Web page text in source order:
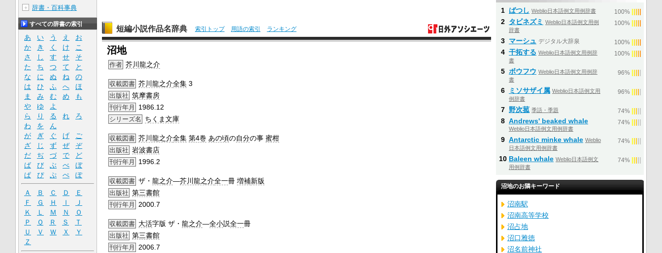
短編小説作品名辞典 索引トップ 用語の索引 ランキング
沼地
作者 芥川龍之介
収載図書 芥川龍之介全集3
出版社 筑摩書房
刊行年月 1986.12
シリーズ名 ちくま文庫
収載図書 芥川龍之介全集 第4巻 あの頃の自分の事 蜜柑
出版社 岩波書店
刊行年月 1996.2
収載図書 ザ・ 龍之介―芥川龍之介全一冊 増補新版
出版社 第三書館
刊行年月 2000.7
収載図書 大活字版 ザ・ 龍之介―全小説全一冊
出版社 第三書館
刊行年月 2006.7
＋ 辞書・百科事典
すべての辞書の索引
あ い う え
お
か
き く け
こ
さ
し す せ
そ
た
ち つ て
と
な
に ぬ ね
の
は
ひ ふ へ
ほ
ま
み む め
も
や
ゆ
よ
ら
り る れ
ろ
わ
を
ん
が
ぎ ぐ げ
ご
ざ
じ ず ぜ
ぞ
だ
ぢ づ で
ど
ば
び ぶ べ
ぼ
ぱ
ぴ ぷ ぺ ぽ
Ａ Ｂ Ｃ Ｄ
Ｅ
Ｆ
Ｇ Ｈ Ｉ
Ｊ
Ｋ
Ｌ Ｍ Ｎ
Ｏ
Ｐ
Ｑ Ｒ Ｓ
Ｔ
Ｕ
Ｖ Ｗ Ｘ
Ｙ
Ｚ
1 ばつし Weblio日本語例文用例辞書 100%
2 タビネズミ Weblio日本語例文用例
辞書
100%
3 マーシュ デジタル大辞泉 100%
4 干拓する Weblio日本語例文用例辞
書
100%
5 ボウフウ Weblio日本語例文用例辞
書
96%
6 ミソサザイ属 Weblio日本語例文用
例辞書
96%
7 野次菰 季語・季題 74%
8 Andrews' beaked whale
Weblio日本語例文用例辞書
74%
9 Antarctic minke whale Weblio
日本語例文用例辞書
74%
10 Baleen whale Weblio日本語例文
用例辞書
74%
沼地のお隣キーワード
沼南駅
沼南高等学校
沼占地
沼口雅徳
沼名前神社